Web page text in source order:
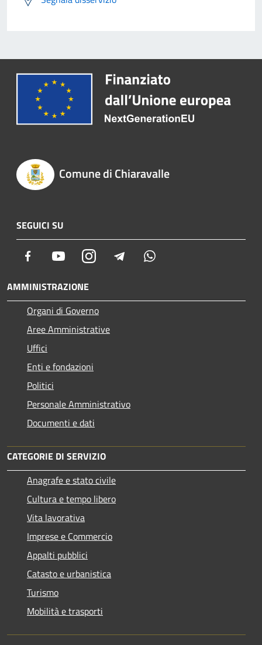
Comune di Chiaravalle
SEGUICI SU
Facebook YoutubeInstagram Telegram
AMMINISTRAZIONE
Organi di Governo
Aree Amministrative
Uffici
Enti e fondazioni
Politici
Personale Amministrativo
Documenti e dati
CATEGORIE DI SERVIZIO
Anagrafe e stato civile
Cultura e tempo libero
Vita lavorativa
Imprese e Commercio
Appalti pubblici
Catasto e urbanistica
Turismo
Mobilità e trasporti